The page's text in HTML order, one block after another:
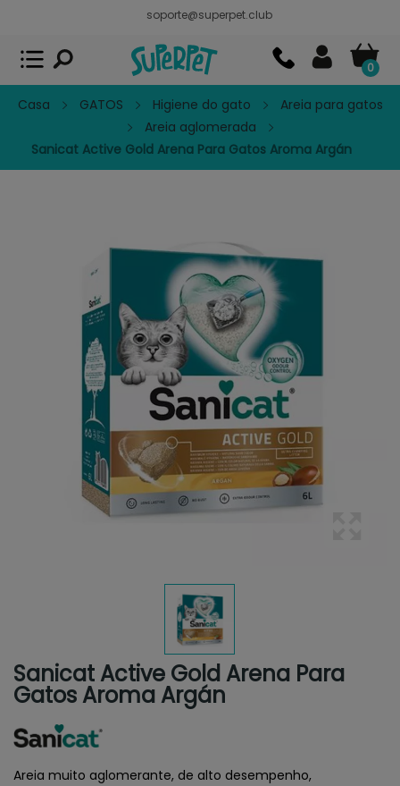
soporte@superpet.club
0
Casa GATOS Higiene do gato
Areia para gatos
Areia aglomerada
Sanicat Active Gold Arena Para Gatos Aroma Argán
Sanicat Active Gold Arena Para
Gatos Aroma Argán
Areia muito aglomerante, de alto desempenho,
Superpet, comida para mascotas
APP GRATIS - En Google Play